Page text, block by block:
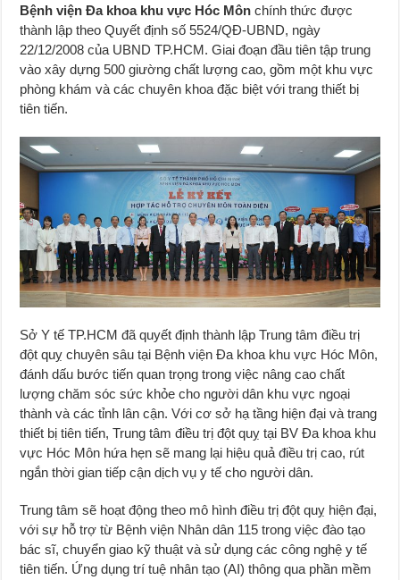
Bệnh viện Đa khoa khu vực Hóc Môn chính thức được
thành lập theo Quyết định số 5524/QĐ-UBND, ngày
22/12/2008 của UBND TP.HCM. Giai đoạn đầu tiên tập trung
vào xây dựng 500 giường chất lượng cao, gồm một khu vực
phòng khám và các chuyên khoa đặc biệt với trang thiết bị
tiên tiến.
Sở Y tế TP.HCM đã quyết định thành lập Trung tâm điều trị
đột quỵ chuyên sâu tại Bệnh viện Đa khoa khu vực Hóc Môn,
đánh dấu bước tiến quan trọng trong việc nâng cao chất
lượng chăm sóc sức khỏe cho người dân khu vực ngoại
thành và các tỉnh lân cận. Với cơ sở hạ tầng hiện đại và trang
thiết bị tiên tiến, Trung tâm điều trị đột quỵ tại BV Đa khoa khu
vực Hóc Môn hứa hẹn sẽ mang lại hiệu quả điều trị cao, rút
ngắn thời gian tiếp cận dịch vụ y tế cho người dân.
Trung tâm sẽ hoạt động theo mô hình điều trị đột quỵ hiện đại,
với sự hỗ trợ từ Bệnh viện Nhân dân 115 trong việc đào tạo
bác sĩ, chuyển giao kỹ thuật và sử dụng các công nghệ y tế
tiên tiến. Ứng dụng trí tuệ nhân tạo (AI) thông qua phần mềm